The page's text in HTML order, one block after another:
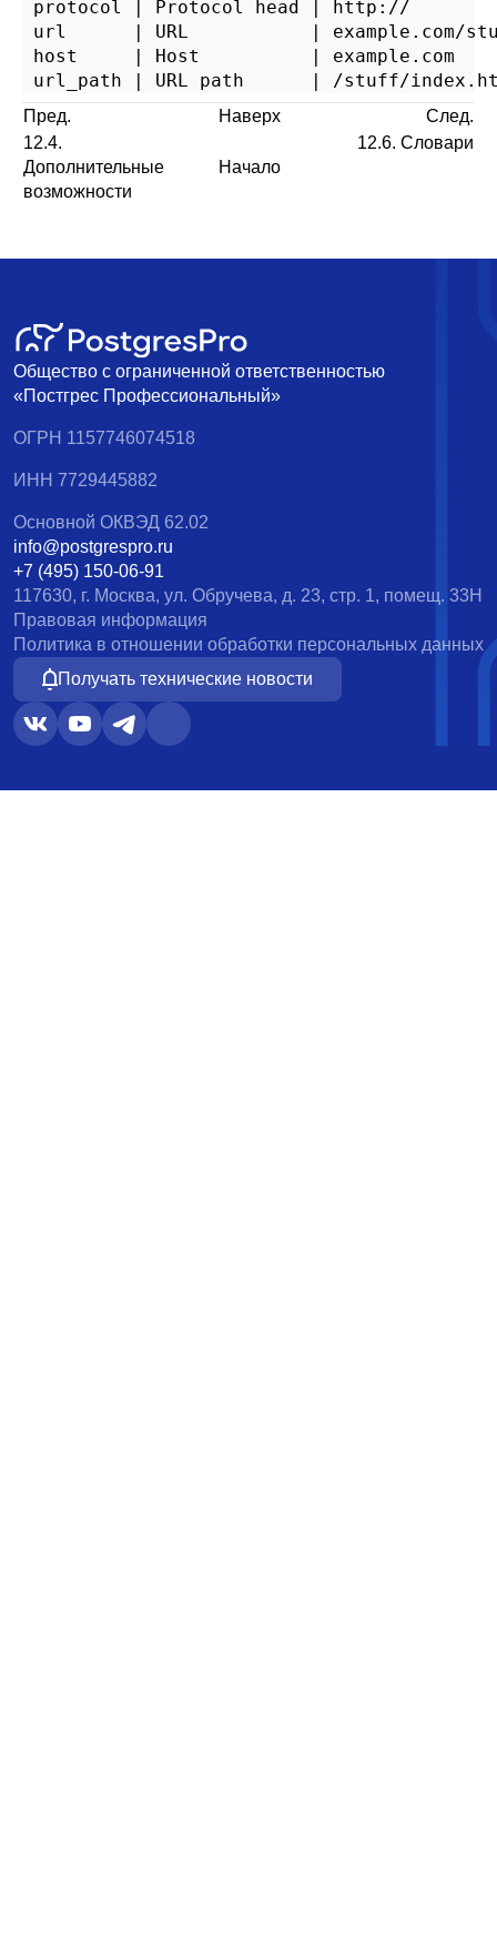
protocol | Protocol head | http://
url      | URL           | example.com/
host     | Host          | example.com
Пред. Наверх
След.
12.4.
Дополнительные
возможности
Начало
12.6. Словари
Общество с ограниченной ответственностью
«Постгрес Профессиональный»
ОГРН 1157746074518
ИНН 7729445882
Основной ОКВЭД 62.02
info@postgrespro.ru
+7 (495) 150-06-91
117630, г. Москва, ул. Обручева, д. 23, стр. 1, помещ. 33Н
Правовая информация
Политика в отношении обработки персональных данных
Получать технические новости